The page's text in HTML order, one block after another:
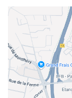
mercredi
jeudi
vendredi
samedi
dimanche